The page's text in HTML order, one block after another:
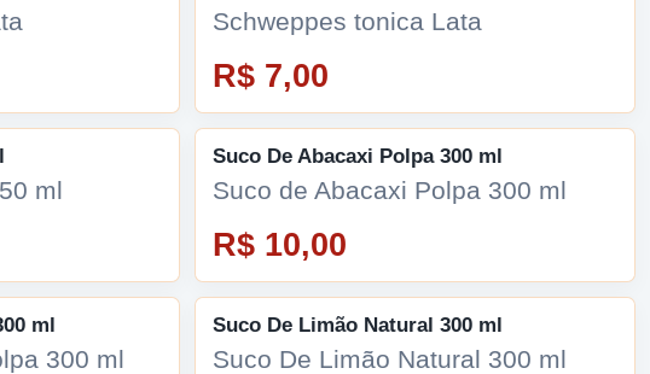
Schweppes tonica Lata
R$ 7,00
ml
Suco De Abacaxi Polpa 300 ml
Suco de Abacaxi Polpa 300 ml
R$ 10,00
ml
300 ml
Suco De Limão Natural 300 ml
Suco De Limão Natural 300 ml